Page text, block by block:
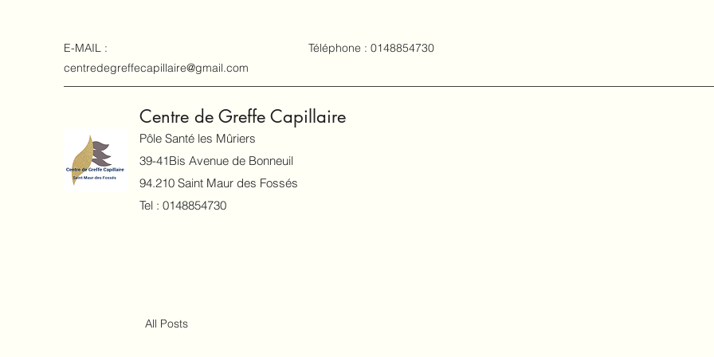
E-MAIL :
centredegreffecapillaire@gmail.com
Téléphone : 0148854730
Centre de Greffe Capillaire
Pôle Santé les Mûriers
39-41Bis Avenue de Bonneuil
94.210 Saint Maur des Fossés
Tel : 0148854730
All Posts